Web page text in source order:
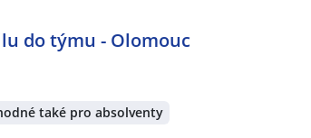
do týmu - Olomouc
také pro absolventy